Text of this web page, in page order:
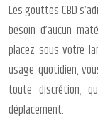
Les gouttes CBD
besoin d’aucun
placez sous votre
usage quotidien,
toute discrétion,
déplacement.